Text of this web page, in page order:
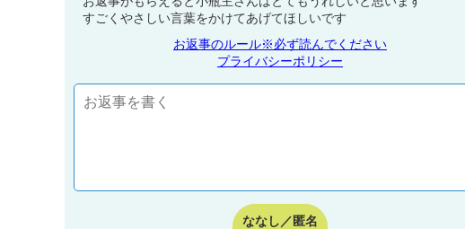
すごくやさしい言葉をかけてあげてほしいです
お返事のルール※必ず読んでください
プライバシーポリシー
ななし／匿名